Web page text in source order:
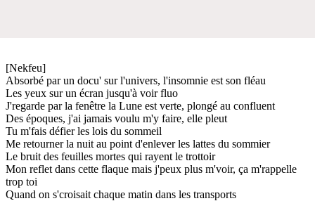
[Nekfeu]
Absorbé par un docu' sur l'univers, l'insomnie est son fléau
Les yeux sur un écran jusqu'à voir fluo
J'regarde par la fenêtre la Lune est verte, plongé au confluent
Des époques, j'ai jamais voulu m'y faire, elle pleut
Tu m'fais défier les lois du sommeil
Me retourner la nuit au point d'enlever les lattes du sommier
Le bruit des feuilles mortes qui rayent le trottoir
Mon reflet dans cette flaque mais j'peux plus m'voir, ça m'rappelle
trop toi
Quand on s'croisait chaque matin dans les transports